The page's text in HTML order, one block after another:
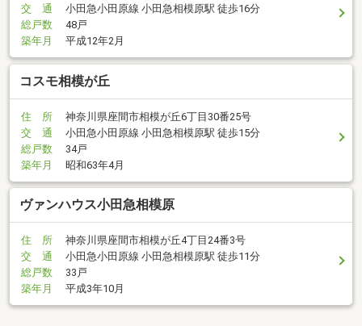
交 通
小田急小田原線 小田急相模原駅 徒歩16分
総戸数
48戸
築年月
平成12年2月
コスモ相模が丘
住 所
神奈川県座間市相模が丘6丁目30番25号
交 通
小田急小田原線 小田急相模原駅 徒歩15分
総戸数
34戸
築年月
昭和63年4月
ヴァンハウス小田急相模原
住 所
神奈川県座間市相模が丘4丁目24番3号
交 通
小田急小田原線 小田急相模原駅 徒歩11分
総戸数
33戸
築年月
平成3年10月